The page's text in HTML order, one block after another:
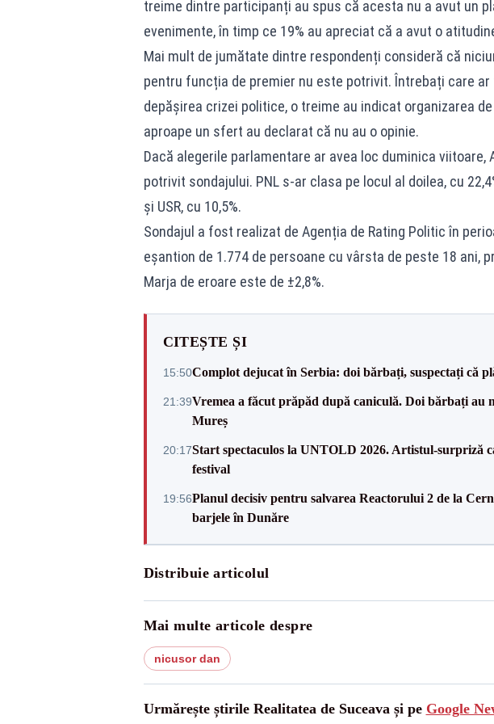
treime dintre participanți au spus că acesta nu a avut un
evenimente, în timp ce 19% au apreciat că a avut o
Mai mult de jumătate dintre respondenți consideră că
pentru funcția de premier nu este potrivit. Întrebați care
depășirea crizei politice, o treime au indicat organizarea
aproape un sfert au declarat că nu au o opinie.
Dacă alegerile parlamentare ar avea loc duminica viitoare,
potrivit sondajului. PNL s-ar clasa pe locul al doilea, cu
și USR, cu 10,5%.
Sondajul a fost realizat de Agenția de Rating Politic în
eșantion de 1.774 de persoane cu vârsta de peste 18 ani,
Marja de eroare este de ±2,8%.
CITEȘTE ȘI
15:50Complot dejucat în Serbia: doi bărbați, suspectați că
21:39Vremea a făcut prăpăd după caniculă. Doi bărbați au
Mureș
20:17Start spectaculos la UNTOLD 2026. Artistul-surpriză
festival
19:56Planul decisiv pentru salvarea Reactorului 2 de la
barjele în Dunăre
Distribuie articolul
Mai multe articole despre
nicusor dan
Urmărește știrile Realitatea de Suceava și pe Google